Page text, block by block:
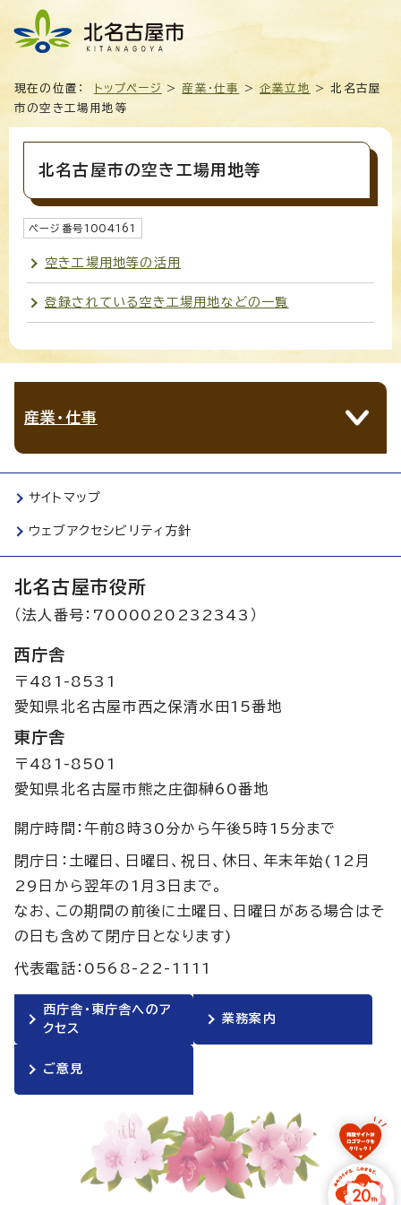
現在の位置： トップページ > 産業・仕事 >企業立地
> 北名古屋
市の空き工場用地等
北名古屋市の空き工場用地等
ページ番号1004161
空き工場用地等の活用
登録されている空き工場用地などの一覧
産業・仕事
サイトマップ
ウェブアクセシビリティ方針
北名古屋市役所
（法人番号：7000020232343）
西庁舎
〒481-8531
愛知県北名古屋市西之保清水田15番地
東庁舎
〒481-8501
愛知県北名古屋市熊之庄御榊60番地
開庁時間：午前8時30分から午後5時15分まで
閉庁日：土曜日、日曜日、祝日、休日、年末年始(12月
29日から翌年の1月3日まで。
なお、この期間の前後に土曜日、日曜日がある場合はそ
の日も含めて閉庁日となります)
代表電話：0568-22-1111
西庁舎・東庁舎へのア
クセス
業務案内
ご意見